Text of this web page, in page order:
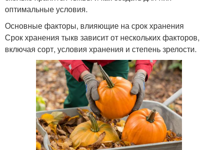
оптимальные условия.
Основные факторы, влияющие на срок хранения
Срок хранения тыкв зависит от нескольких факторов,
включая сорт, условия хранения и степень зрелости.